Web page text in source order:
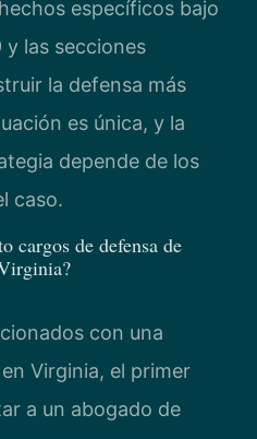
específicos bajo
y las secciones
la defensa más
es única, y la
depende de los
caso.
cargos de defensa de
con una
Virginia, el primer
a un abogado de